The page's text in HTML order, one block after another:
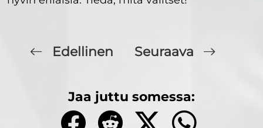
Edellinen Seuraava
Jaa juttu somessa: